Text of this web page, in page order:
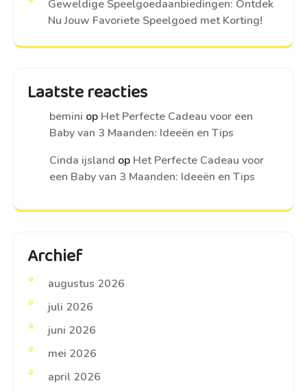
Geweldige Speelgoedaanbiedingen: Ontdek
Nu Jouw Favoriete Speelgoed met Korting!
Laatste reacties
bemini op Het Perfecte Cadeau voor een
Baby van 3 Maanden: Ideeën en Tips
Cinda ijsland op Het Perfecte Cadeau voor
een Baby van 3 Maanden: Ideeën en Tips
Archief
augustus 2026
juli 2026
juni 2026
mei 2026
april 2026